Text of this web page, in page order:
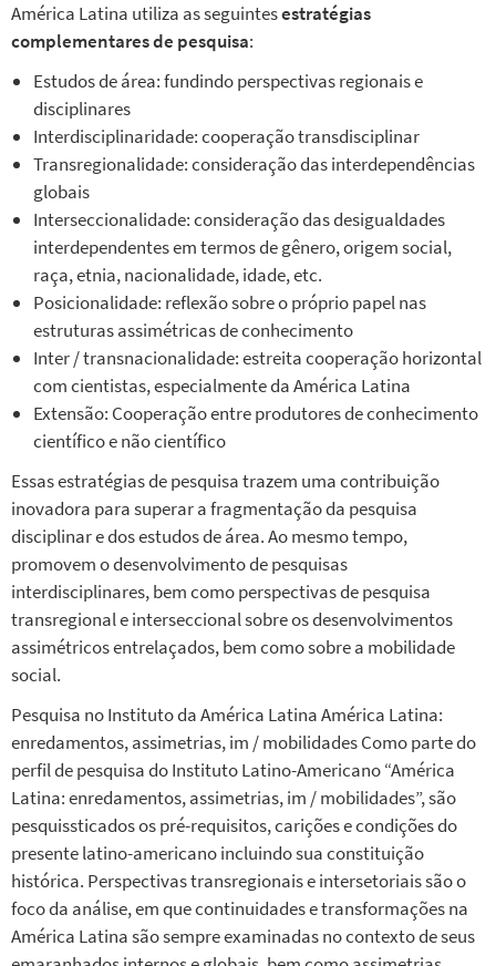
América Latina utiliza as seguintesestratégias
complementares de pesquisa:
Estudos de área: fundindo perspectivas regionais e
disciplinares
Interdisciplinaridade: cooperação transdisciplinar
Transregionalidade: consideração das interdependências
globais
Interseccionalidade: consideração das desigualdades
interdependentes em termos de gênero, origem social,
raça, etnia, nacionalidade, idade, etc.
Posicionalidade: reflexão sobre o próprio papel nas
estruturas assimétricas de conhecimento
Inter / transnacionalidade: estreita cooperação horizontal
com cientistas, especialmente da América Latina
Extensão: Cooperação entre produtores de conhecimento
científico e não científico
Essas estratégias de pesquisa trazem uma contribuição
inovadora para superar a fragmentação da pesquisa
disciplinar e dos estudos de área. Ao mesmo tempo,
promovem o desenvolvimento de pesquisas
interdisciplinares, bem como perspectivas de pesquisa
transregional e interseccional sobre os desenvolvimentos
assimétricos entrelaçados, bem como sobre a mobilidade
social.
Pesquisa no Instituto da América Latina América Latina:
enredamentos, assimetrias, im / mobilidades Como parte do
perfil de pesquisa do Instituto Latino-Americano “América
Latina: enredamentos, assimetrias, im / mobilidades”, são
pesquissticados os pré-requisitos, carições e condições do
presente latino-americano incluindo sua constituição
histórica. Perspectivas transregionais e intersetoriais são o
foco da análise, em que continuidades e transformações na
América Latina são sempre examinadas no contexto de seus